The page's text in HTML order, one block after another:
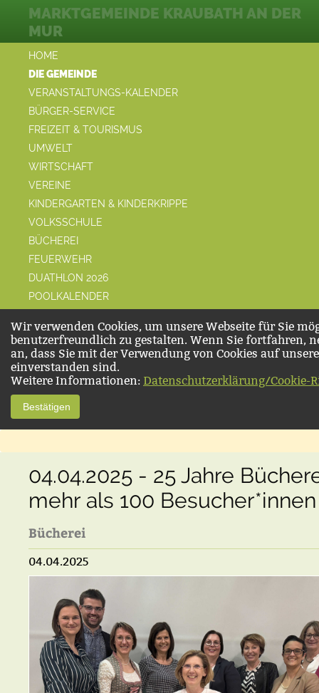
HOME
DIE GEMEINDE
VERANSTALTUNGS-KALENDER
BÜRGER-SERVICE
FREIZEIT & TOURISMUS
UMWELT
WIRTSCHAFT
VEREINE
KINDERGARTEN & KINDERKRIPPE
VOLKSSCHULE
BÜCHEREI
FEUERWEHR
DUATHLON 2026
POOLKALENDER
MARKTGEMEINDE KRAUBATH AN DER
MUR
Wir verwenden Cookies, um unsere Webseite für Sie
benutzerfreundlich zu gestalten. Wenn Sie fortfahren,
an, dass Sie mit der Verwendung von Cookies auf
einverstanden sind.
Weitere Informationen: Datenschutzerklärung/Cookie-
Bestätigen
04.04.2025 - 25 Jahre
mehr als 100 Besucher*innen
Bücherei
04.04.2025